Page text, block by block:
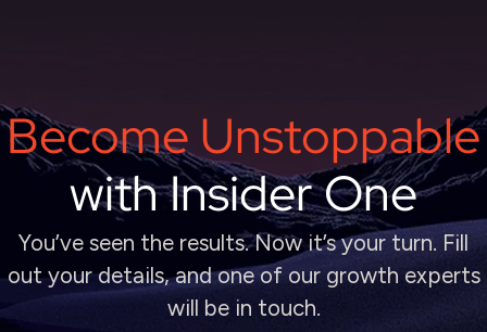
Become Unstoppable
with Insider One
You’ve seen the results. Now it’s your turn. Fill
out your details, and one of our growth experts
will be in touch.